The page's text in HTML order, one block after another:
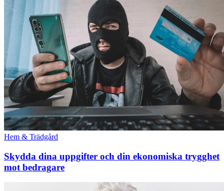
Hem & Trädgård
Skydda dina uppgifter och din ekonomiska trygghet
mot bedragare